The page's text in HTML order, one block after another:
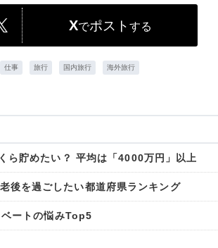
Xでポスト する
仕事 旅行 国内旅行 海外旅行
ら貯めたい？ 平均は「4000万円」以上
後を過ごしたい都道府県ランキング
ートの悩みTop5